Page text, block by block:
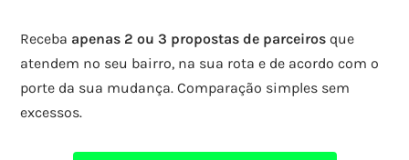
Receba apenas 2 ou 3 propostas de parceirosque
atendem no seu bairro, na sua rota e de acordo com o
porte da sua mudança. Comparação simples sem
excessos.